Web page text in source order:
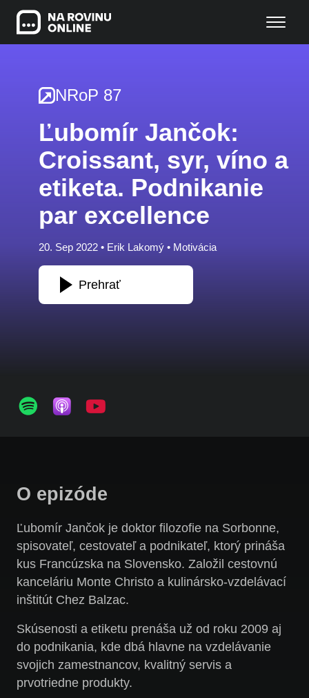
NRoP 87
Ľubomír Jančok:
Croissant, syr, víno a
etiketa. Podnikanie
par excellence
20. Sep 2022 • Erik Lakomý • Motivácia
Prehrať
O epizóde
Ľubomír Jančok je doktor filozofie na Sorbonne,
spisovateľ, cestovateľ a podnikateľ, ktorý prináša
kus Francúzska na Slovensko. Založil cestovnú
kanceláriu Monte Christo a kulinársko-vzdelávací
inštitút Chez Balzac.
Skúsenosti a etiketu prenáša už od roku 2009 aj
do podnikania, kde dbá hlavne na vzdelávanie
svojich zamestnancov, kvalitný servis a
prvotriedne produkty.